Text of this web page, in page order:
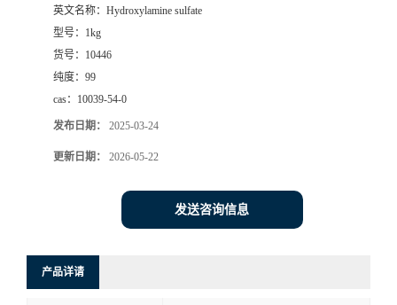
英文名称： Hydroxylamine sulfate
型号： 1kg
货号： 10446
纯度： 99
cas： 10039-54-0
发布日期： 2025-03-24
更新日期： 2026-05-22
发送咨询信息
产品详请